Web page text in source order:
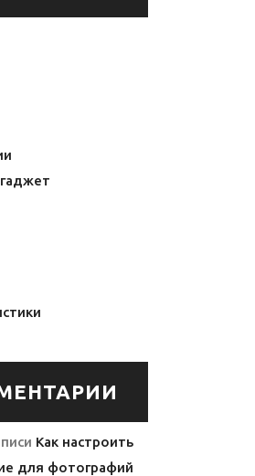
Как настроить
для фотографий